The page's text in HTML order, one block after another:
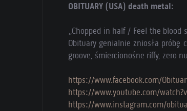
OBITUARY (USA) death metal:
„Chopped in half / Feel the
Obituary genialnie zniosła próbę
groove, śmiercionośne riffy, zero
https://www.facebook.com/
https://www.youtube.com/
https://www.instagram.com/